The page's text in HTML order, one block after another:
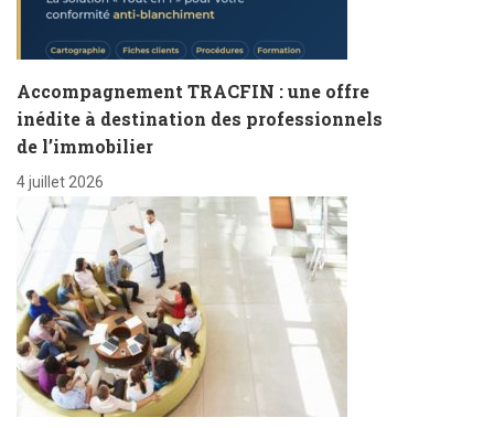
Accompagnement TRACFIN : une offre
inédite à destination des professionnels
de l’immobilier
4 juillet 2026